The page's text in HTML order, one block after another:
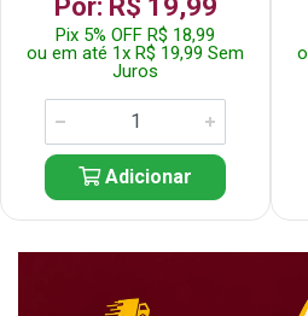
Por: R$ 19,99
Pix 5% OFF R$ 18,99
ou em até 1x R$ 19,99 Sem
Juros
Adicionar